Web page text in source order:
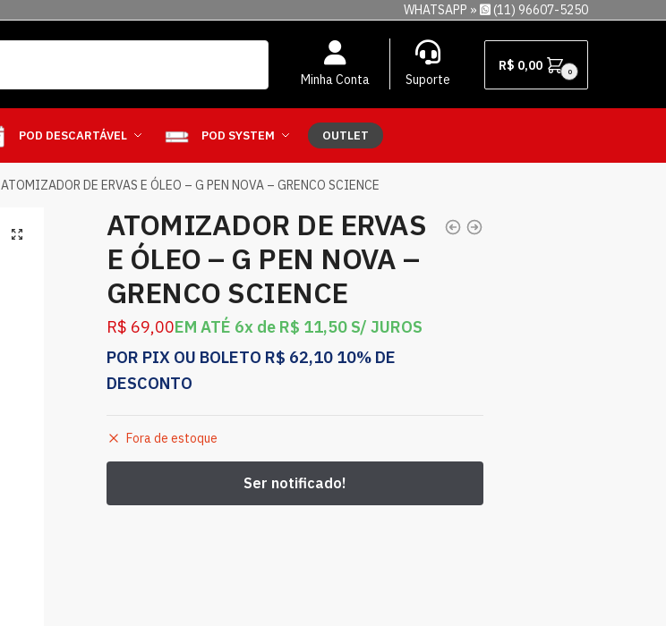
WHATSAPP » (11) 96607-5250
Minha Conta Suporte
R$ 0,00 0
POD DESCARTÁVEL POD SYSTEM OUTLET
ATOMIZADOR DE ERVAS E ÓLEO – G PEN NOVA – GRENCO SCIENCE
ATOMIZADOR DE ERVAS
E ÓLEO – G PEN NOVA –
GRENCO SCIENCE
R$ 69,00EM ATÉ 6x de R$ 11,50 S/ JUROS
POR PIX OU BOLETO R$ 62,10 10% DE
DESCONTO
Fora de estoque